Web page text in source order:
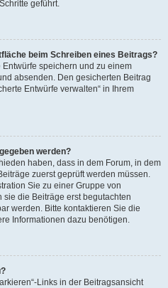
geführt.
beim Schreiben eines Beitrags?
speichern und zu einem
absenden. Den gesicherten Beitrag
Entwürfe verwalten“ in Ihrem
werden?
haben, dass in dem Forum, in dem
zuerst geprüft werden müssen.
Sie zu einer Gruppe von
sie die Beiträge erst begutachten
werden. Bitte kontaktieren Sie die
Informationen dazu benötigen.
Links in der Beitragsansicht